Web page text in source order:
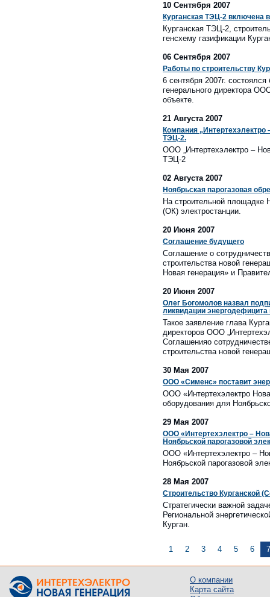
10 Сентября 2007
Курганская ТЭЦ-2 включена
Курганская ТЭЦ-2,
генсхему газификации
06 Сентября 2007
Работы по строительству
6 сентября 2007г.
генерального директора
объекте.
21 Августа 2007
Компания „Интертехэлектро
ТЭЦ-2.
ООО „Интертехэлектро –
ТЭЦ-2
02 Августа 2007
Ноябрьская парогазовая
На строительной площадке
(ОК) электростанции.
20 Июня 2007
Соглашение будущего
Соглашение о
строительства новой
Новая генерация» и
20 Июня 2007
Олег Богомолов назвал
ликвидации энергодефицита
Такое заявление глава
директоров ООО
Соглашенияо
строительства новой
30 Мая 2007
ООО «Сименс» поставит
ООО «Интертехэлектро
оборудования для
29 Мая 2007
ООО «Интертехэлектро –
Ноябрьской парогазовой
ООО «Интертехэлектро –
Ноябрьской парогазовой
28 Мая 2007
Строительство Курганской
Стратегически важной
Региональной
Курган.
1 2 3 4 5 6 7
О компании
Карта сайта